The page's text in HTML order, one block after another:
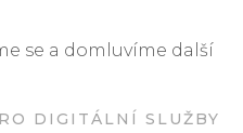
se a domluvíme další
DIGITÁLNÍ SLUŽBY